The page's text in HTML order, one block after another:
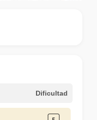
Dificultad